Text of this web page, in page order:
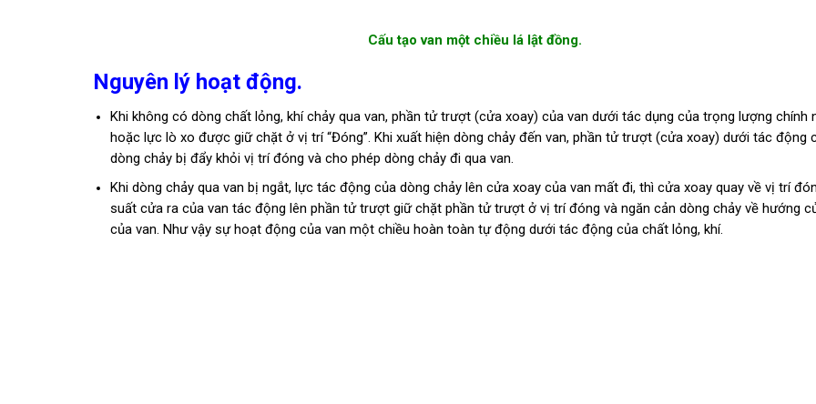
Cấu tạo van một chiều lá lật đồng.
Nguyên lý hoạt động.
Khi không có dòng chất lỏng, khí chảy qua van, phần tử trượt (cửa xoay) của van dưới tác dụng của trọng lượng chính
hoặc lực lò xo được giữ chặt ở vị trí “Đóng”. Khi xuất hiện dòng chảy đến van, phần tử trượt (cửa xoay) dưới tác động
dòng chảy bị đẩy khỏi vị trí đóng và cho phép dòng chảy đi qua van.
Khi dòng chảy qua van bị ngắt, lực tác động của dòng chảy lên cửa xoay của van mất đi, thì cửa xoay quay về vị trí
suất cửa ra của van tác động lên phần tử trượt giữ chặt phần tử trượt ở vị trí đóng và ngăn cản dòng chảy về hướng
của van. Như vậy sự hoạt động của van một chiều hoàn toàn tự động dưới tác động của chất lỏng, khí.